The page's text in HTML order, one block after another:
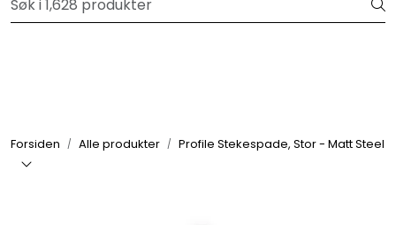
Skip to main contentVelkommen til vår forhandlerportal
Forsiden Alle produkter Profile Stekespade, Stor - Matt Steel
Om oss